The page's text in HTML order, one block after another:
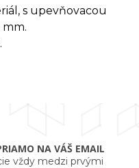
s upevňovacou
NA VÁŠ EMAIL
vždy medzi prvými